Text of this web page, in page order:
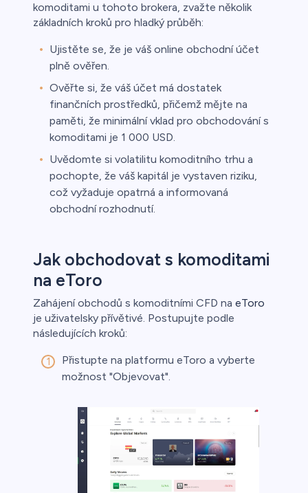
komoditami u tohoto brokera, zvažte několik
základních kroků pro hladký průběh:
Ujistěte se, že je váš online obchodní účet
plně ověřen.
Ověřte si, že váš účet má dostatek
finančních prostředků, přičemž mějte na
paměti, že minimální vklad pro obchodování s
komoditami je 1 000 USD.
Uvědomte si volatilitu komoditního trhu a
pochopte, že váš kapitál je vystaven riziku,
což vyžaduje opatrná a informovaná
obchodní rozhodnutí.
Jak obchodovat s komoditami
na eToro
Zahájení obchodů s komoditními CFD na eToro
je uživatelsky přívětivé. Postupujte podle
následujících kroků:
Přistupte na platformu eToro a vyberte
možnost "Objevovat".